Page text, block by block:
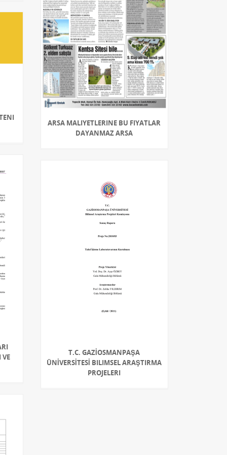
ARSA MALIYETLERINE BU FIYATLAR
DAYANMAZ ARSA
VE
T.C. GAZİOSMANPAŞA
ÜNİVERSİTESİ BILIMSEL ARAŞTIRMA
PROJELERI